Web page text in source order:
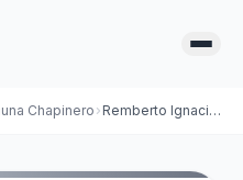
Chapinero Remberto Ignacio Burgos de la Espriella